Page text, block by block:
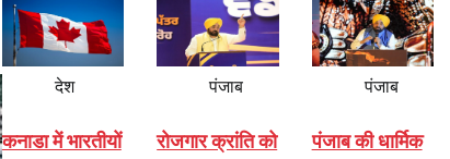
देश
कनाडा में भारतीयों
पंजाब
रोजगार क्रांति को
पंजाब
पंजाब की धार्मिक